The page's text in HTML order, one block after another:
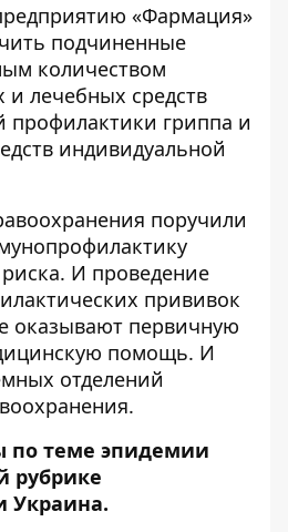
«Фармация»
подчиненные
количеством
и лечебных средств
профилактики гриппа и
индивидуальной
поручили
И проведение
прививок
оказывают первичную
помощь. И
отделений
по теме эпидемии
рубрике
Украина.